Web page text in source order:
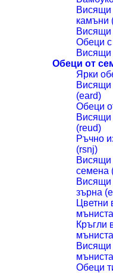
Висящи
камъни
Висящи
Обеци с
Висящи
Обеци от
Ярки
Висящи
(eard)
Обеци
Висящи
(reud)
Ръчно
(rsnj)
Висящи
семена
Висящи
зърна
Цветни
Кръгли
Висящи
Обеци